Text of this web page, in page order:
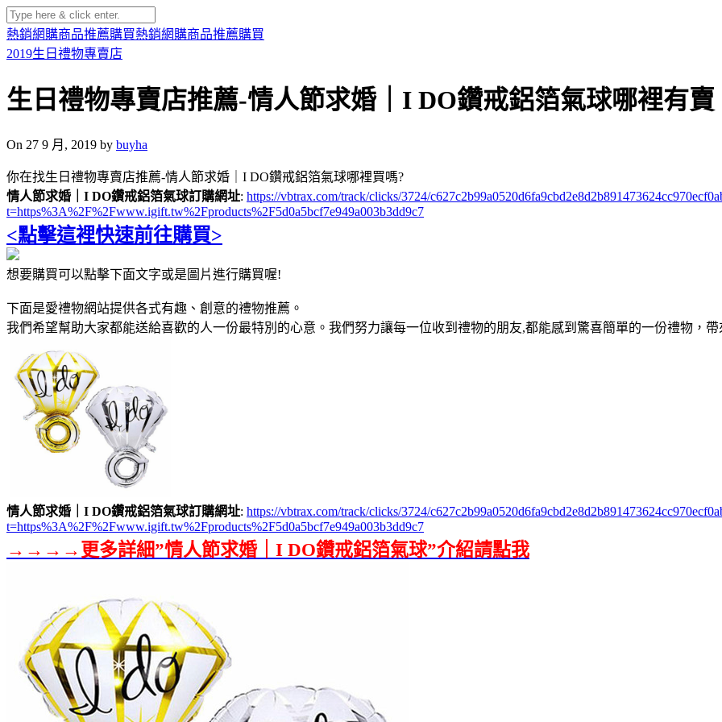
熱銷網購商品推薦購買熱銷網購商品推薦購買
2019生日禮物專賣店
生日禮物專賣店推薦-情人節求婚｜I DO鑽戒鋁箔氣球哪裡有賣
On 27 9 月, 2019 by buyha
你在找生日禮物專賣店推薦-情人節求婚｜I DO鑽戒鋁箔氣球哪裡買嗎?
情人節求婚｜I DO鑽戒鋁箔氣球訂購網址: https://vbtrax.com/track/clicks/3724/
t=https%3A%2F%2Fwww.igift.tw%2Fproducts%2F5d0a5bcf7e949a003b3dd9c7
<點擊這裡快速前往購買>
想要購買可以點擊下面文字或是圖片進行購買喔!
下面是愛禮物網站提供各式有趣、創意的禮物推薦。
我們希望幫助大家都能送給喜歡的人一份最特別的心意。我們努力讓每一位收到禮物的朋友,都能感到驚喜簡單的一份禮物，
情人節求婚｜I DO鑽戒鋁箔氣球訂購網址: https://vbtrax.com/track/clicks/3724/
t=https%3A%2F%2Fwww.igift.tw%2Fproducts%2F5d0a5bcf7e949a003b3dd9c7
→→→→更多詳細”情人節求婚｜I DO鑽戒鋁箔氣球”介紹請點我